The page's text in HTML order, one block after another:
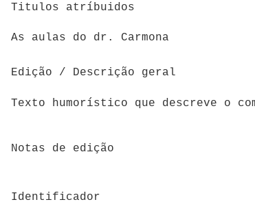
Titulos atríbuidos
As aulas do dr. Carmona
Edição / Descrição geral
Texto humorístico que descreve o
Notas de edição
Identificador